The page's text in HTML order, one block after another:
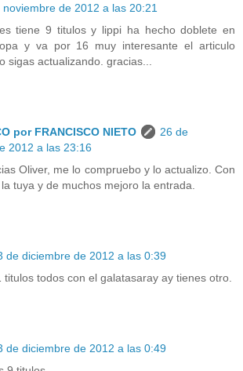
noviembre de 2012 a las 20:21
tiene 9 titulos y lippi ha hecho doblete en
y va por 16 muy interesante el articulo
sigas actualizando. gracias...
por FRANCISCO NIETO
26 de
2012 a las 23:16
Oliver, me lo compruebo y lo actualizo. Con
tuya y de muchos mejoro la entrada.
de diciembre de 2012 a las 0:39
titulos todos con el galatasaray ay tienes otro.
de diciembre de 2012 a las 0:49